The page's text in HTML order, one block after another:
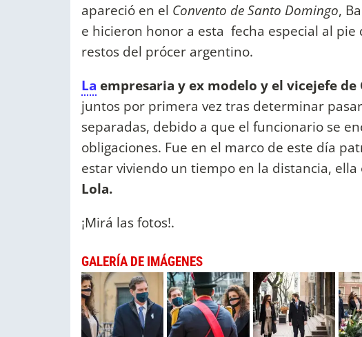
apareció en el Convento de Santo Domingo,
e hicieron honor a esta fecha especial al
restos del prócer argentino.
La empresaria y ex modelo y el vicejefe
juntos por primera vez tras determinar
separadas, debido a que el funcionario se
obligaciones. Fue en el marco de este día
estar viviendo un tiempo en la distancia,
Lola.
¡Mirá las fotos!.
GALERÍA DE IMÁGENES